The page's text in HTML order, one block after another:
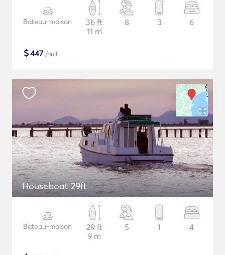
Bateau-maison
36 ft
11 m
8 3 6
$447 /nuit
Houseboat 29ft
Bateau-maison
29 ft
9 m
5 1 4